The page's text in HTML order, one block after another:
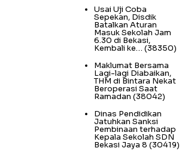
Usai Uji Coba
Sepekan, Disdik
Batalkan Aturan
Masuk Sekolah Jam
6.30 di Bekasi,
Kembali ke… (38350)
Maklumat Bersama
Lagi-lagi Diabaikan,
THM di Bintara Nekat
Beroperasi Saat
Ramadan (38042)
Dinas Pendidikan
Jatuhkan Sanksi
Pembinaan terhadap
Kepala Sekolah SDN
Bekasi Jaya 8 (30419)